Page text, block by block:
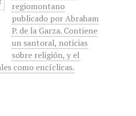
regiomontano
publicado por Abraham
P. de la Garza. Contiene
un santoral, noticias
sobre religión, y el
como encíclicas.